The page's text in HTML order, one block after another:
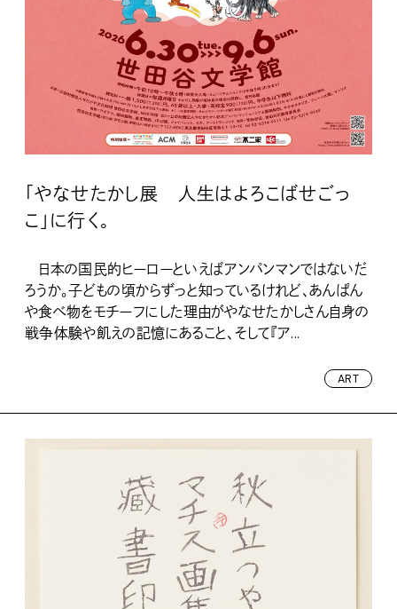
「やなせたかし展 人生はよろこばせごっ
こ」に行く。
日本の国民的ヒーローといえばアンパンマンではないだ
ろうか。子どもの頃からずっと知っているけれど、あんぱん
や食べ物をモチーフにした理由がやなせたかしさん自身の
戦争体験や飢えの記憶にあること、そして『ア...
ART